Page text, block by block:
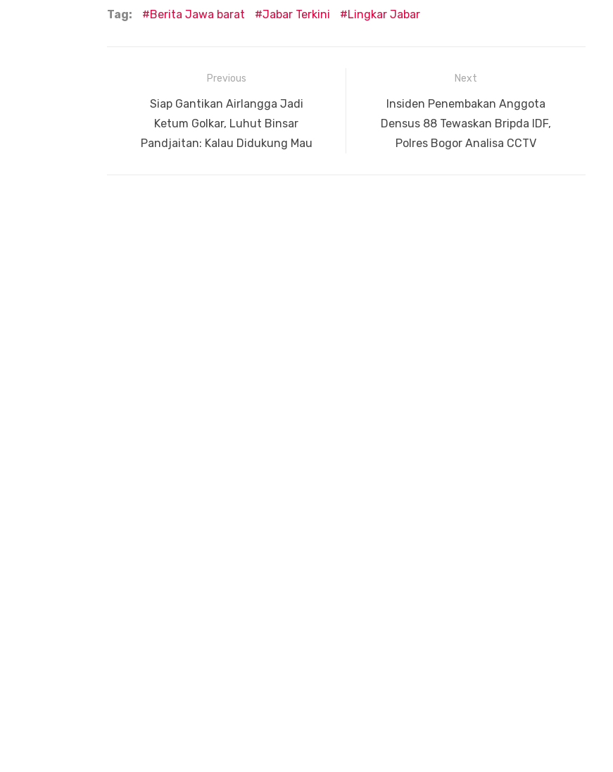
Tag: Berita Jawa barat Jabar Terkini Lingkar Jabar
Previous
Previous
post:
Siap Gantikan Airlangga Jadi
Ketum Golkar, Luhut Binsar
Pandjaitan: Kalau Didukung Mau
Next
Next
post:
Insiden Penembakan Anggota
Densus 88 Tewaskan Bripda IDF,
Polres Bogor Analisa CCTV